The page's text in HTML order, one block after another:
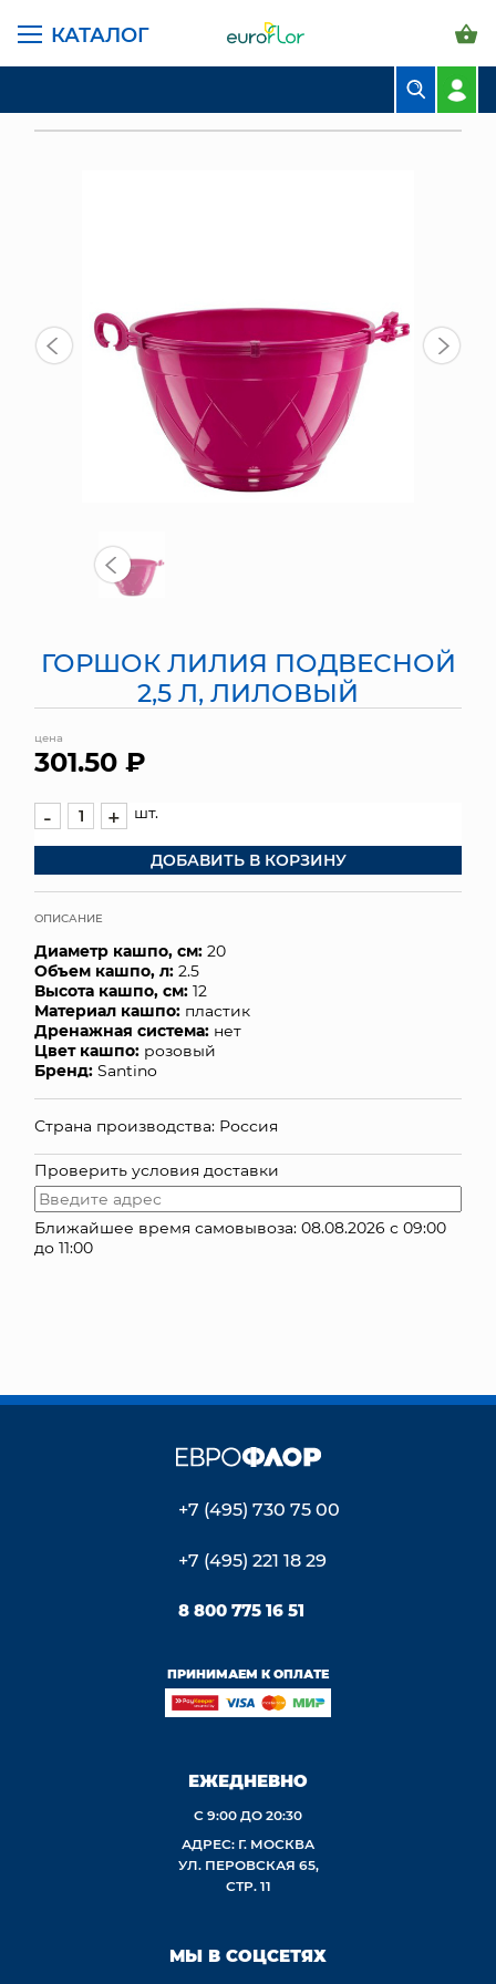
КАТАЛОГ
ГОРШКИ И КАШПО
ГРУНТЫ И УДОБРЕНИЯ
ПРЕДМЕТЫ ИНТЕРЬЕРА
ВАЗЫ
СУНДУКИ
ТОРГОВЫЙ ЦЕНТР
ДОСТАВКА И ОПЛАТА
ГЛАВНАЯ СТРАНИЦА КАТАЛОГ
ГОРШКИ И КАШПО
ГОРШОК ЛИЛИЯ ПОДВЕСНОЙ
2,5 Л, ЛИЛОВЫЙ
цена
301.50 ₽
- + шт.
ДОБАВИТЬ В КОРЗИНУ
ОПИСАНИЕ
Диаметр кашпо, см: 20
Объем кашпо, л: 2.5
Высота кашпо, см: 12
Материал кашпо: пластик
Дренажная система: нет
Цвет кашпо: розовый
Бренд: Santino
Страна производства: Россия
Проверить условия доставки
Ближайшее время самовывоза: 08.08.2026 с 09:00
до 11:00
+7 (495) 730 75 00
+7 (495) 221 18 29
8 800 775 16 51
ПРИНИМАЕМ К ОПЛАТЕ
ЕЖЕДНЕВНО
С 9:00 ДО 20:30
АДРЕС: Г. МОСКВА
УЛ. ПЕРОВСКАЯ 65,
СТР. 11
МЫ В СОЦСЕТЯХ